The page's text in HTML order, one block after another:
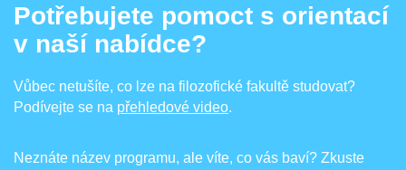
Potřebujete pomoct s orientací
v naší nabídce?
Vůbec netušíte, co lze na filozofické fakultě studovat?
Podívejte se na přehledové video.
Neznáte název programu, ale víte, co vás baví? Zkuste